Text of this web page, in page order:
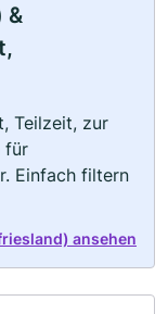
&
Teilzeit, zur
für
Einfach filtern
ansehen